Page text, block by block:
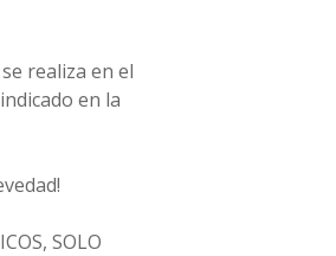
realiza en el
en la
SOLO